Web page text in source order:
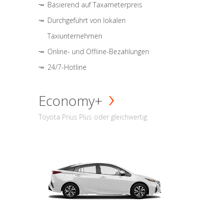
Basierend auf Taxameterpreis
Durchgeführt von lokalen
Taxiunternehmen
Online- und Offline-Bezahlungen
24/7-Hotline
Economy+
Toyota Prius Plus oder gleichwertig